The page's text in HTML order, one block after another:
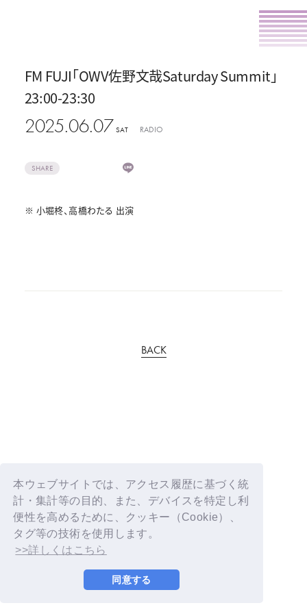
本ウェブサイトでは、アクセス履歴に基づく統
計・集計等の目的、また、デバイスを特定し利
便性を高めるために、クッキー（Cookie）、
タグ等の技術を使用します。
>>詳しくはこちら
同意する
FM FUJI「OWV佐野文哉Saturday Summit」
23:00-23:30
2025.06.07 SAT RADIO
SHARE
※ 小堀柊、高橋わたる 出演
BACK
© YOSHIMOTO KOGYO / Fanplus